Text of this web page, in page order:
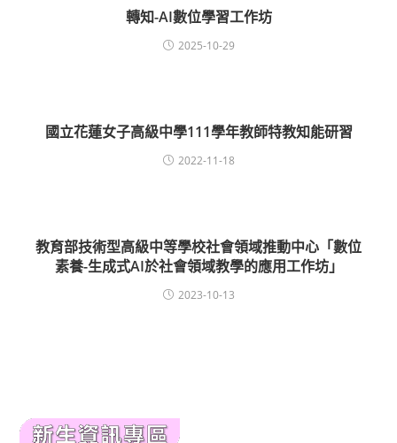
轉知-AI數位學習工作坊
2025-10-29
國立花蓮女子高級中學111學年教師特教知能研習
2022-11-18
教育部技術型高級中等學校社會領域推動中心「數位
素養-生成式AI於社會領域教學的應用工作坊」
2023-10-13